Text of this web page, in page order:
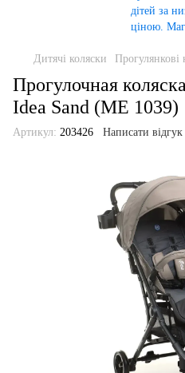
Дитячі коляски Прогулянкові
Прогулочная
Idea Sand (ME 1039)
Артикул: 203426 Написати відгук